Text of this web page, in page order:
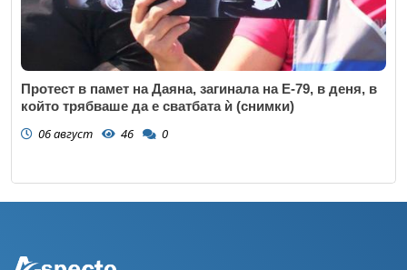
Протест в памет на Даяна, загинала на Е-79, в деня, в
който трябваше да е сватбата ѝ (снимки)
06 август 46 0